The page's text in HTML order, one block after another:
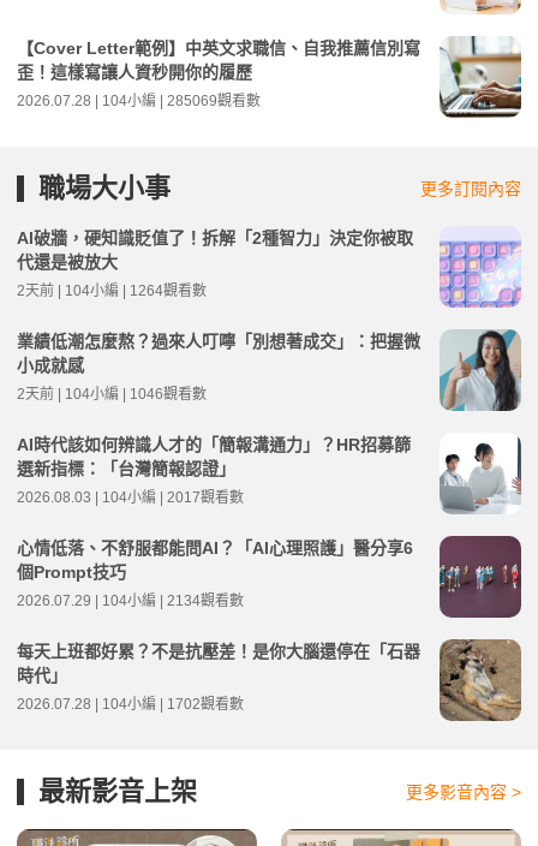
【Cover Letter範例】中英文求職信、自我推薦信別寫
歪！這樣寫讓人資秒開你的履歷
2026.07.28 | 104小編 | 285069觀看數
職場大小事 更多訂閱內容
AI破牆，硬知識貶值了！拆解「2種智力」決定你被取
代還是被放大
2天前 | 104小編 | 1264觀看數
業績低潮怎麼熬？過來人叮嚀「別想著成交」：把握微
小成就感
2天前 | 104小編 | 1046觀看數
AI時代該如何辨識人才的「簡報溝通力」？HR招募篩
選新指標：「台灣簡報認證」
2026.08.03 | 104小編 | 2017觀看數
心情低落、不舒服都能問AI？「AI心理照護」醫分享6
個Prompt技巧
2026.07.29 | 104小編 | 2134觀看數
每天上班都好累？不是抗壓差！是你大腦還停在「石器
時代」
2026.07.28 | 104小編 | 1702觀看數
最新影音上架 更多影音內容 >